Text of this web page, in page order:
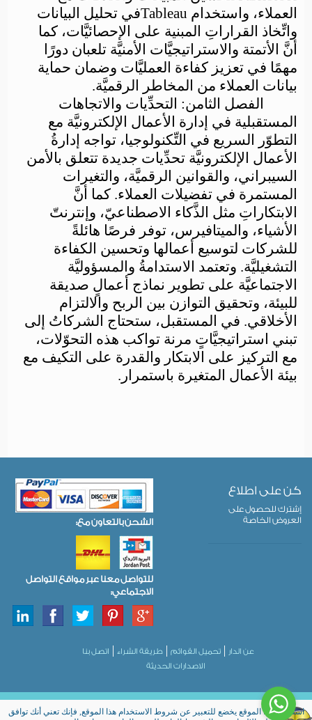
العملاء، واستخدام Tableauفي تحليل البيانات
واتِّخاذ القراراتِ المبنية على الإحصائيَّات، كما
أنَّ الأتمتة والاستراتيجيَّات الأمنيَّة تلعبان دورًا
مهمًا في تعزيز كفاءة العمليَّات وضمان حماية
بيانات العملاء من المخاطر الرقميَّة.
الفصل الثامن: التحدِّيات والاتجاهات
المستقبلية في إدارة الأعمال الإلكترونيَّة مع
التطوّر السريع في التِّكنولوجيا، تواجه إدارةُ
الأعمال الإلكترونيَّة تحدِّيات جديدة تتعلق بالأمن
السيبراني، والقوانين الرقميَّة، والتغيرات
المستمرة في تفضيلات العملاء. كما أنَّ
الابتكاراتِ مثل الذَّكاء الاصطناعيّ، وإنترنتّ
الأشياء، والميتافيرس، توفر فرصًا هائلةً
للشركات لتوسيع أعمالها وتحسين الكفاءة
التشغيليَّة. وتعتمد الاستدامةُ والمسؤوليَّة
الاجتماعيَّة على تطوير نماذج أعمالٍ صديقة
للبيئة، وتحقيق التوازن بين الربح والالتزام
الأخلاقي. في المستقبل، ستحتاج الشركاتُ إلى
تبني استراتيجيَّاتٍ مرنة تواكب هذه التحوّلات،
مع التركيز على الابتكار والقدرة على التكيف مع
بيئة الأعمال المتغيرة باستمرار.
كن على اطلاع
إشترك للحصول على
العروض الخاصة
الشحن بالتعاون مع:
للتواصل معنا عبر مواقع التواصل
الاجتماعي:
عن الدار تحميل القوائم طريقة الشراء
اتصل بنا
الاصدارات الحديثة
استخدام هذا الموقع يخضع للتعبير عن شروط الاستخدام هذا الموقع, فإنك تعني أنك توافق